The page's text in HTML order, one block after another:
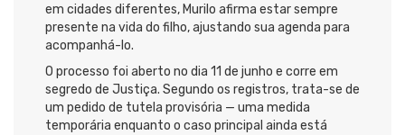
em cidades diferentes, Murilo afirma estar sempre
presente na vida do filho, ajustando sua agenda para
acompanhá-lo.
O processo foi aberto no dia 11 de junho e corre em
segredo de Justiça. Segundo os registros, trata-se de
um pedido de tutela provisória — uma medida
temporária enquanto o caso principal ainda está